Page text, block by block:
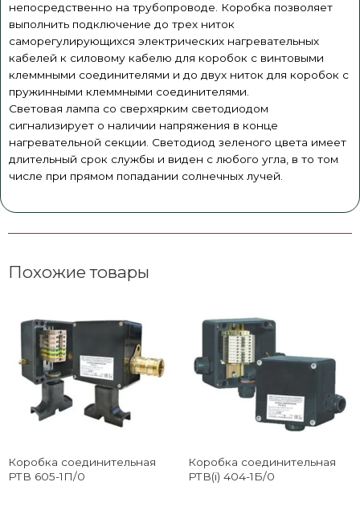
непосредственно на трубопроводе. Коробка позволяет
выполнить подключение до трех ниток
саморегулирующихся электрических нагревательных
кабелей к силовому кабелю для коробок с винтовыми
клеммными соединителями и до двух ниток для коробок с
пружинными клеммными соединителями.
Световая лампа со сверхярким светодиодом
сигнализирует о наличии напряжения в конце
нагревательной секции. Светодиод зеленого цвета имеет
длительный срок службы и виден с любого угла, в то том
числе при прямом попадании солнечных лучей.
Похожие товары
Коробка соединительная
РТВ 605-1П/0
Коробка соединительная
РТВ(i) 404-1Б/0